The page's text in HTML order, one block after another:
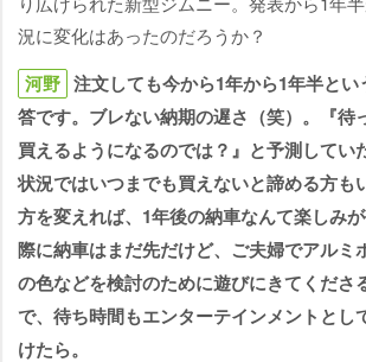
況に変化はあったのだろうか？
河野 注文しても今から1年から1年半とい
答です。ブレない納期の遅さ（笑）。『待
買えるようになるのでは？』と予測してい
状況ではいつまでも買えないと諦める方も
方を変えれば、1年後の納車なんて楽しみ
際に納車はまだ先だけど、ご夫婦でアルミ
の色などを検討のために遊びにきてくださ
で、待ち時間もエンターテインメントとし
けたら。